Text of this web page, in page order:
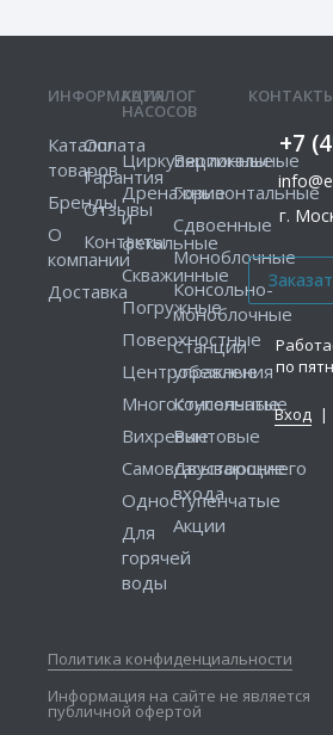
+7
г.
по
Вход |
ИНФОРМАЦИЯ
Каталог
товаров
Бренды
О
компании
Доставка
Оплата
Гарантия
Отзывы
Контакты
КАТАЛОГ
НАСОСОВ
Циркуляционные
Дренажные
и
фекальные
Скважинные
Погружные
Поверхностные
Центробежные
Многоступенчатые
Вихревые
Самовсасывающие
Одноступенчатые
Для
горячей
воды
Вертикальные
Горизонтальные
Сдвоенные
Моноблочные
Консольно-
моноблочные
Станции
управления
Консольные
Винтовые
Двустороннего
входа
Акции
Политика конфиденциальности
Информация на сайте не является
публичной офертой